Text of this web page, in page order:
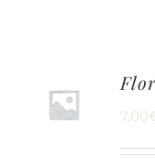
DES
OPTIONS
7,00